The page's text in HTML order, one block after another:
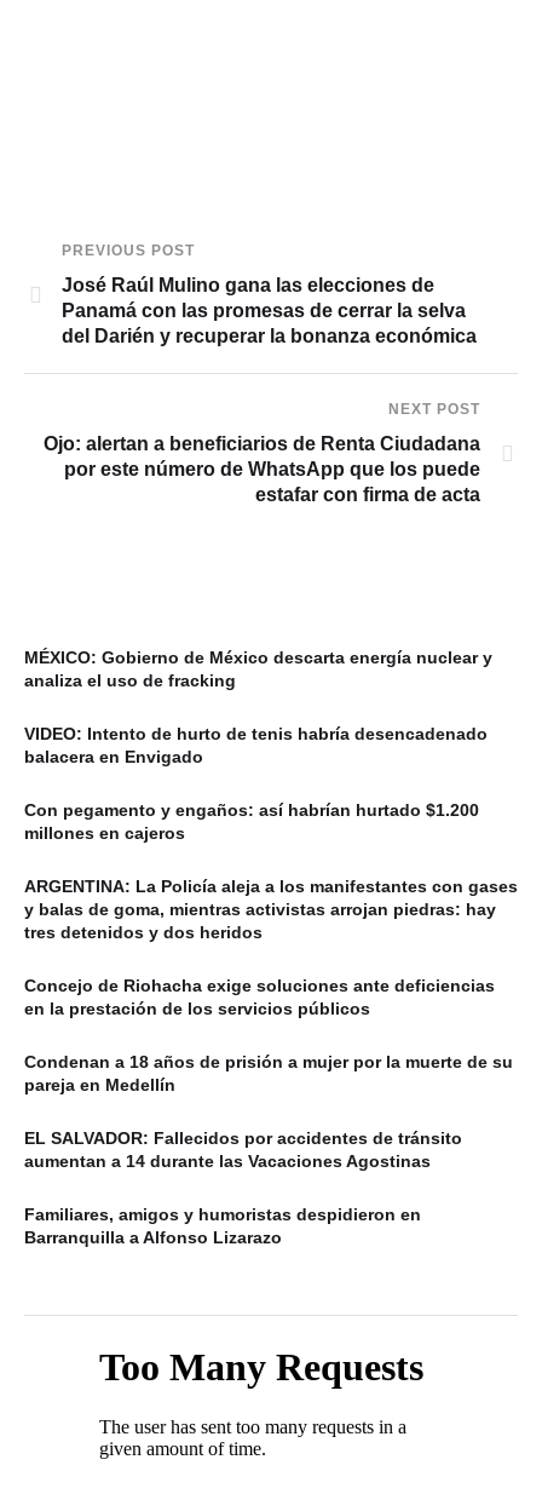
PREVIOUS POST
José Raúl Mulino gana las elecciones de
Panamá con las promesas de cerrar la selva
del Darién y recuperar la bonanza económica
NEXT POST
Ojo: alertan a beneficiarios de Renta Ciudadana
por este número de WhatsApp que los puede
estafar con firma de acta
MÉXICO: Gobierno de México descarta energía nuclear y
analiza el uso de fracking
VIDEO: Intento de hurto de tenis habría desencadenado
balacera en Envigado
Con pegamento y engaños: así habrían hurtado $1.200
millones en cajeros
ARGENTINA: La Policía aleja a los manifestantes con gases
y balas de goma, mientras activistas arrojan piedras: hay
tres detenidos y dos heridos
Concejo de Riohacha exige soluciones ante deficiencias
en la prestación de los servicios públicos
Condenan a 18 años de prisión a mujer por la muerte de su
pareja en Medellín
EL SALVADOR: Fallecidos por accidentes de tránsito
aumentan a 14 durante las Vacaciones Agostinas
Familiares, amigos y humoristas despidieron en
Barranquilla a Alfonso Lizarazo